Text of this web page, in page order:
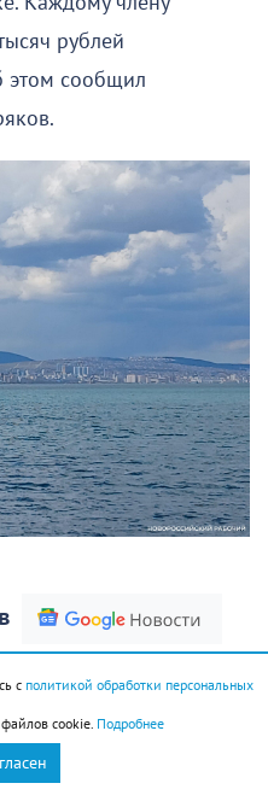
рублей
этом сообщил
«Янина»
после атаки украинских
данным отраслевого
с политикой обработки персональных
cookie. Подробнее